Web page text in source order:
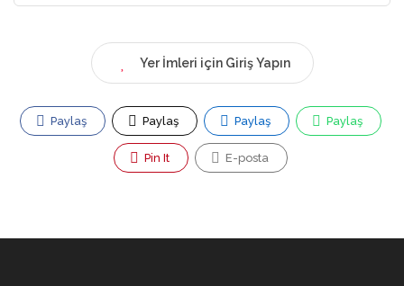
Yer İmleri için Giriş Yapın
Paylaş Paylaş Paylaş Paylaş
Pin It E-posta